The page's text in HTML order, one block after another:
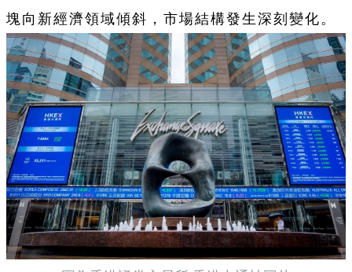
塊向新經濟領域傾斜，市場結構發生深刻變化。